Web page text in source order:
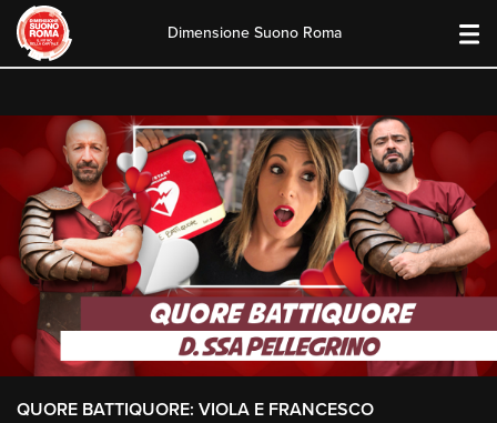
content
Dimensione Suono Roma
QUORE BATTIQUORE: VIOLA E FRANCESCO